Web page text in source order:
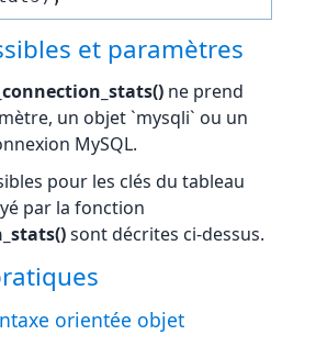
et paramètres
ne prend
un objet `mysqli` ou un
MySQL.
pour les clés du tableau
par la fonction
sont décrites ci-dessus.
orientée objet